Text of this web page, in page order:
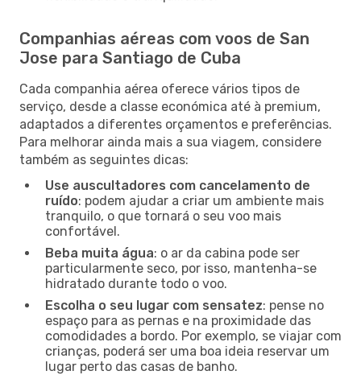
Companhias aéreas com voos de San
Jose para Santiago de Cuba
Cada companhia aérea oferece vários tipos de
serviço, desde a classe económica até à premium,
adaptados a diferentes orçamentos e preferências.
Para melhorar ainda mais a sua viagem, considere
também as seguintes dicas:
Use auscultadores com cancelamento de
ruído: podem ajudar a criar um ambiente mais
tranquilo, o que tornará o seu voo mais
confortável.
Beba muita água: o ar da cabina pode ser
particularmente seco, por isso, mantenha-se
hidratado durante todo o voo.
Escolha o seu lugar com sensatez: pense no
espaço para as pernas e na proximidade das
comodidades a bordo. Por exemplo, se viajar com
crianças, poderá ser uma boa ideia reservar um
lugar perto das casas de banho.